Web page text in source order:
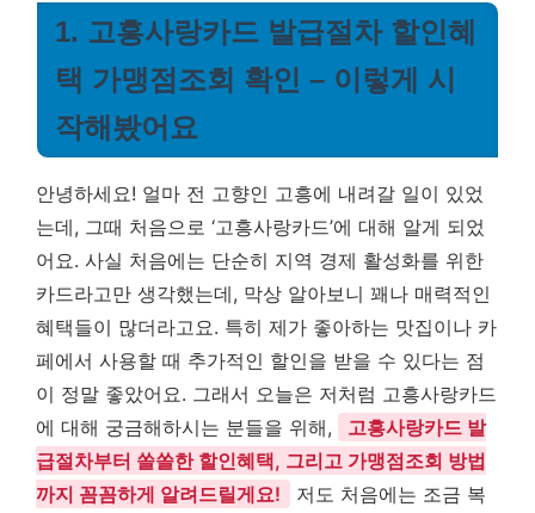
1. 고흥사랑카드 발급절차 할인혜
택 가맹점조회 확인 – 이렇게 시
작해봤어요
안녕하세요! 얼마 전 고향인 고흥에 내려갈 일이 있었
는데, 그때 처음으로 ‘고흥사랑카드’에 대해 알게 되었
어요. 사실 처음에는 단순히 지역 경제 활성화를 위한
카드라고만 생각했는데, 막상 알아보니 꽤나 매력적인
혜택들이 많더라고요. 특히 제가 좋아하는 맛집이나 카
페에서 사용할 때 추가적인 할인을 받을 수 있다는 점
이 정말 좋았어요. 그래서 오늘은 저처럼 고흥사랑카드
에 대해 궁금해하시는 분들을 위해,
고흥사랑카드 발
급절차부터 쏠쏠한 할인혜택, 그리고 가맹점조회 방법
까지 꼼꼼하게 알려드릴게요!
저도 처음에는 조금 복